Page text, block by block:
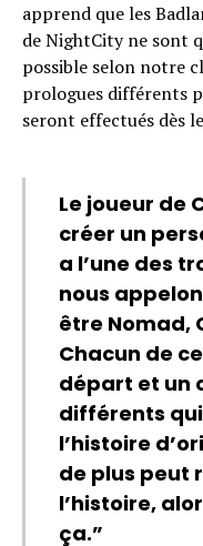
apprend que les
de NightCity ne sont
possible selon notre
prologues différents
seront effectués dès
Le joueur de
créer un
a l’une des
nous
être Nomad,
Chacun de
départ et un
différents
l’histoire
de plus peut
l’histoire,
ça.”